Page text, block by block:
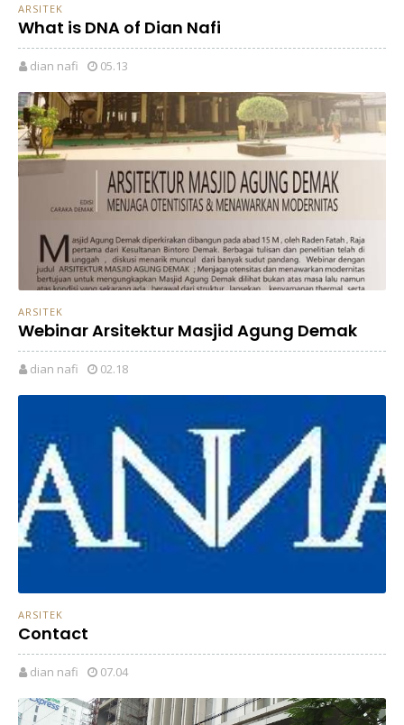
ARSITEK
What is DNA of Dian Nafi
dian nafi 05.13
ARSITEK
Webinar Arsitektur Masjid Agung Demak
dian nafi 02.18
ARSITEK
Contact
dian nafi 07.04